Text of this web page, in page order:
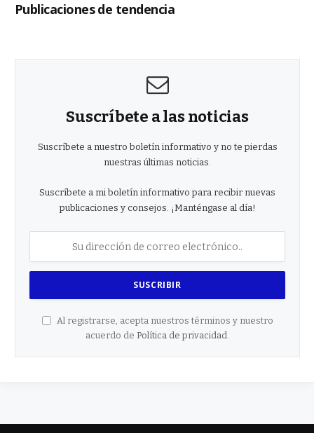
Publicaciones de tendencia
Suscríbete a las noticias
Suscríbete a nuestro boletín informativo y no te pierdas
nuestras últimas noticias.
Suscríbete a mi boletín informativo para recibir nuevas
publicaciones y consejos. ¡Manténgase al día!
Al registrarse, acepta nuestros términos y nuestro
acuerdo de Política de privacidad.